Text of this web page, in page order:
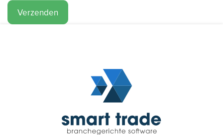
Verzenden